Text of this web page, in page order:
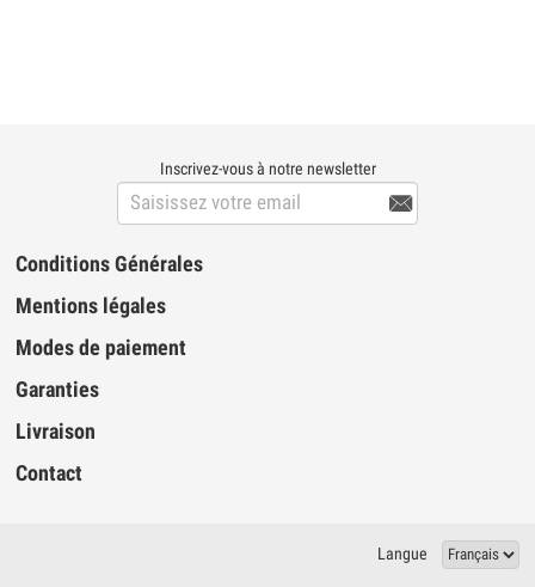
Inscrivez-vous à notre newsletter

Conditions Générales
Mentions légales
Modes de paiement
Garanties
Livraison
Contact
Langue